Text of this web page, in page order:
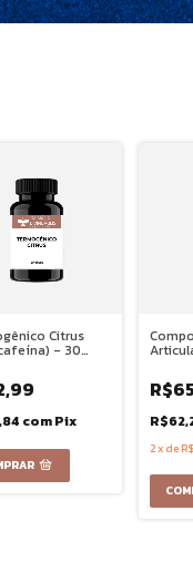
Citrus
- 30
comPix
2x de